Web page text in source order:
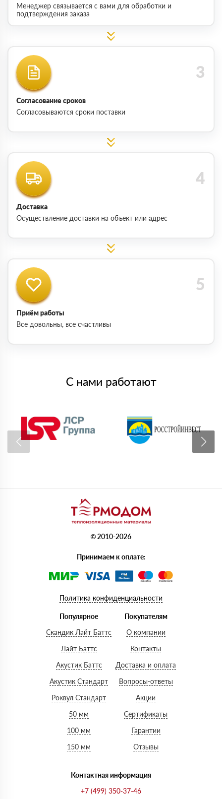
Менеджер связывается с вами для обработки и
подтверждения заказа
Согласование сроков
Согласовываются сроки поставки
Доставка
Осуществление доставки на объект или адрес
Приём работы
Все довольны, все счастливы
С нами работают
© 2010-2026
Принимаем к оплате:
Политика конфиденциальности
Популярное
Скандик Лайт Баттс
Лайт Баттс
Акустик Баттс
Акустик Стандарт
Роквул Стандарт
50 мм
100 мм
150 мм
Покупателям
О компании
Контакты
Доставка и оплата
Вопросы-ответы
Акции
Сертификаты
Гарантии
Отзывы
Контактная информация
+7 (499) 350-37-46